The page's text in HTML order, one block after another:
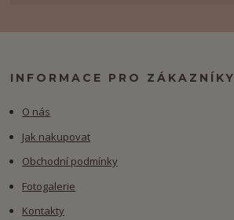
INFORMACE PRO ZÁKAZNÍKY
O nás
Jak nakupovat
Obchodní podmínky
Fotogalerie
Kontakty